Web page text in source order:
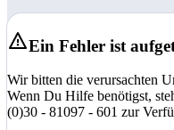
Ein Fehler ist
Wir bitten die verursachten
Wenn Du Hilfe benötigst,
(0)30 - 81097 - 601 zur